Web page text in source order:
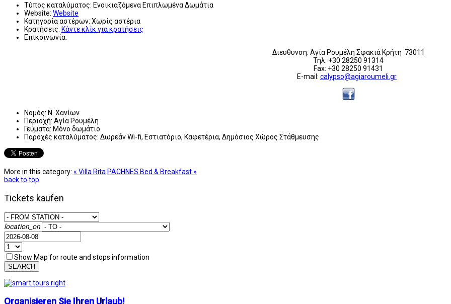
Τύπος καταλύματος: Ενοικιαζόμενα Επιπλωμένα Δωμάτια
Website: Website
Κατηγορία αστέρων: Χωρίς αστέρια
Κρατήσεις: Κάντε κλίκ για κρατήσεις
Επικοινωνία:
Διευθυνση: Αγία Ρουμέλη Σφακιά Κρήτη 73011
Τηλ: +30 28250 91314
Fax: +30 28250 91431
E-mail: calypso@agiaroumeli.gr
Νομός: Ν. Χανίων
Περιοχή: Αγία Ρουμέλη
Γεύματα: Μόνο δωμάτιο
Παροχές καταλύματος: Δωρεάν Wi-fi, Εστιατόριο, Καφετέρια, Δημόσιος Χώρος Στάθμευσης
More in this category: « Villa Rita PACHNES Bed & Breakfast »
back to top
Tickets kaufen
location_on
Show Map for route and stops information
SEARCH
Organisieren Sie Ihren Urlaub!